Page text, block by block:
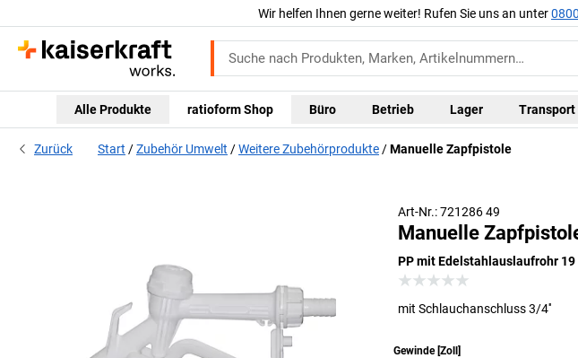
Wir helfen Ihnen gerne weiter! Rufen Sie uns an unter
Alle Produkte ratioform Shop Büro Betrieb Lager Transport
Zurück Start Zubehör Umwelt Weitere Zubehörprodukte Manuelle Zapfpistole
Art-Nr.: 721286 49
Manuelle
PP mit Edelstahlauslaufrohr 19
mit Schlauchanschluss 3/4''
Gewinde[Zoll]